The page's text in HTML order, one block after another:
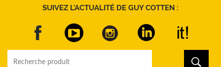
SUIVEZ L'ACTUALITÉ DE GUY COTTEN :